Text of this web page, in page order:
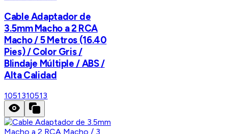
Cable Adaptador de
3.5mm Macho a 2 RCA
Macho / 5 Metros (16.40
Pies) / Color Gris /
Blindaje Múltiple / ABS /
Alta Calidad
1051310513